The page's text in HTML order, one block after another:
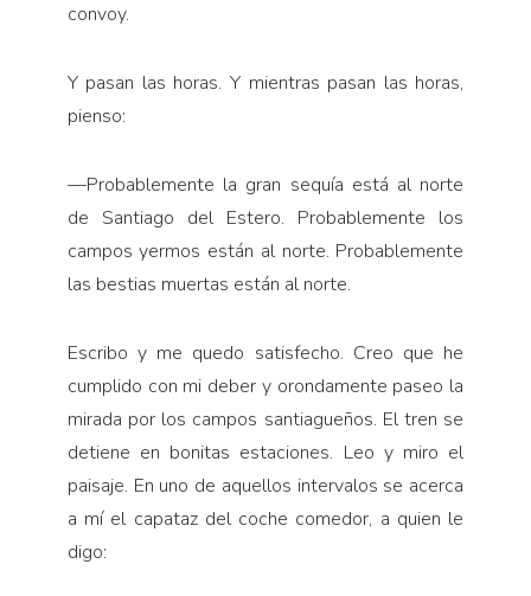
convoy.
Y pasan las horas. Y mientras pasan las horas,
pienso:
—Probablemente la gran sequía está al norte
de Santiago del Estero. Probablemente los
campos yermos están al norte. Probablemente
las bestias muertas están al norte.
Escribo y me quedo satisfecho. Creo que he
cumplido con mi deber y orondamente paseo la
mirada por los campos santiagueños. El tren se
detiene en bonitas estaciones. Leo y miro el
paisaje. En uno de aquellos intervalos se acerca
a mí el capataz del coche comedor, a quien le
digo: